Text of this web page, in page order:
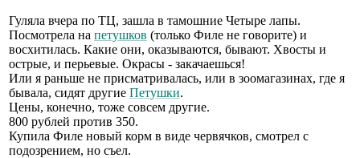
Гуляла вчера по ТЦ, зашла в тамошние Четыре лапы.
Посмотрела на петушков (только Филе не говорите) и
восхитилась. Какие они, оказываются, бывают. Хвосты и
острые, и перьевые. Окрасы - закачаешься!
Или я раньше не присматривалась, или в зоомагазинах, где я
бывала, сидят другие Петушки.
Цены, конечно, тоже совсем другие.
800 рублей против 350.
Купила Филе новый корм в виде червячков, смотрел с
подозрением, но съел.